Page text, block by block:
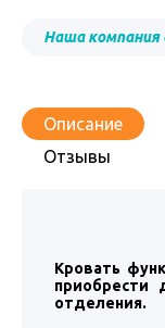
Наша компания
Описание
Отзывы
Кровать
приобрести
отделения.